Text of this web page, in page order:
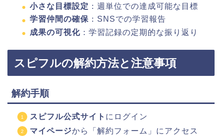
小さな目標設定 ：週単位での達成可能な目標
学習仲間の確保 ：SNSでの学習報告
成果の可視化 ：学習記録の定期的な振り返り
スピフルの解約方法と注意事項
解約手順
スピフル公式サイト にログイン
マイページから「解約フォーム」にアクセス